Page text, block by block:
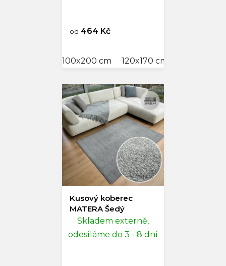
od 464 Kč
100x200 cm 120x170 cm
Kusový koberec
MATERA Šedý
Skladem externě,
odesíláme do 3 - 8 dní